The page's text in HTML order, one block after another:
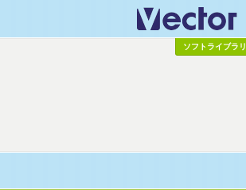
ソフトライブラリ